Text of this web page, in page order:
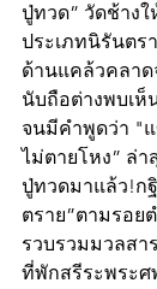
ปู่ทวด” วัดช้าง
ประเภทนิรันตร
ด้านแคล้วคลาด
นับถือต่างพบเ
จนมีคำพูดว่า "
ไม่ตายโหง” ล่
ปู่ทวดมาแล้ว!ก
ตราย”ตามรอย
รวบรวมมวลส
ที่พักสรีระพระศ